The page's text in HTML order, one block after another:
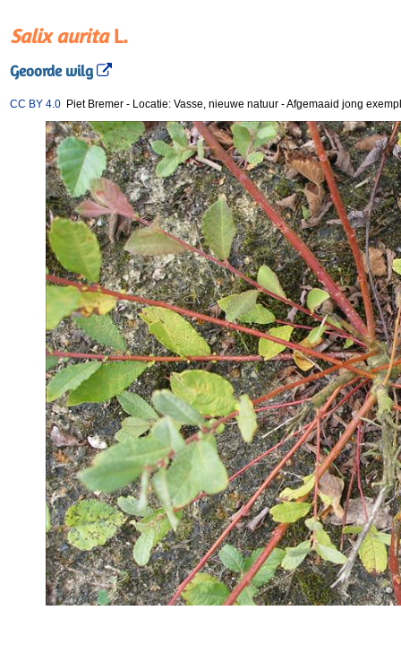
Salix auritaL.
Geoorde wilg
CC BY 4.0 Piet Bremer - Locatie: Vasse, nieuwe natuur -Afgemaaid jong